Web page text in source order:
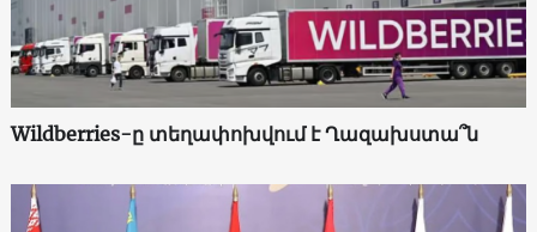
Wildberries-ը տեղափոխվում է Ղազախստա՞ն